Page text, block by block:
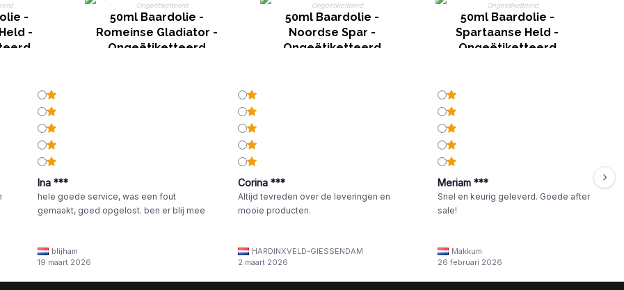
-
-
50ml Baardolie -
Romeinse Gladiator -
Ongeëtiketteerd
50ml Baardolie -
Noordse Spar -
Ongeëtiketteerd
50ml Baardolie -
Spartaanse Held -
Ongeëtiketteerd
Ina ***
hele goede service, was een fout
gemaakt, goed opgelost. ben er blij mee
blijham
19 maart 2026
Corina ***
Altijd tevreden over de leveringen en
mooie producten.
HARDINXVELD-GIESSENDAM
2 maart 2026
Meriam ***
Snel en keurig geleverd. Goede after
sale!
Makkum
26 februari 2026